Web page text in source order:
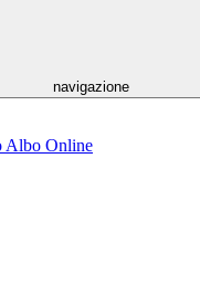
navigazione
Albo Online